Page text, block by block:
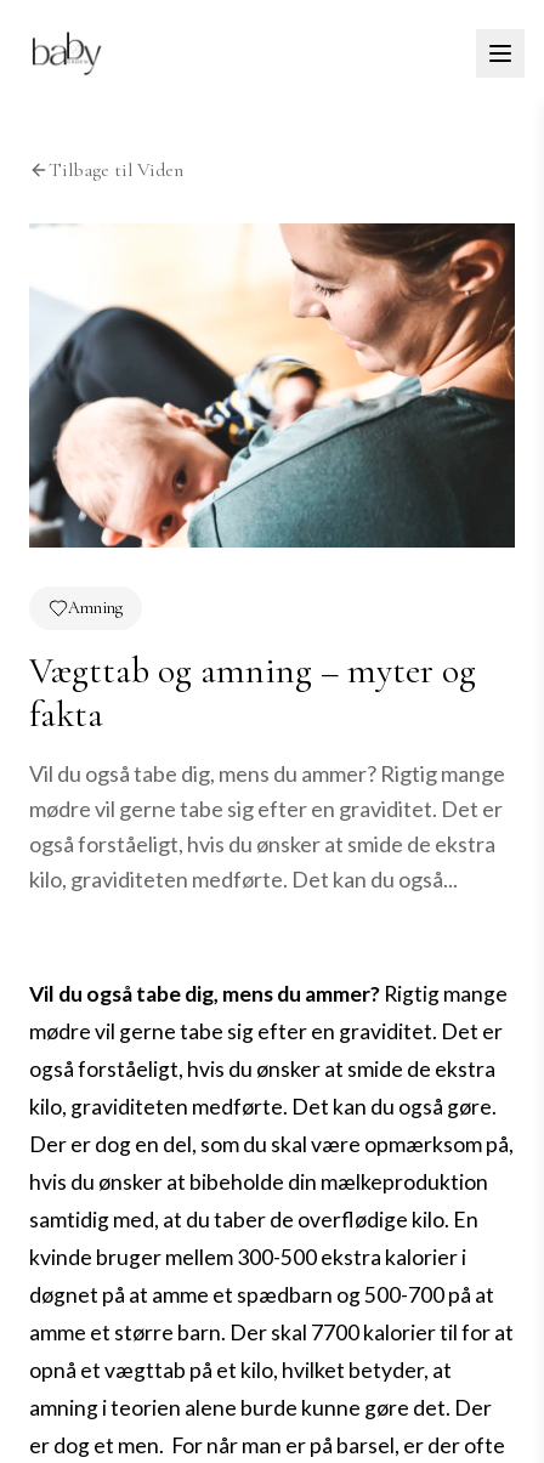
Tilbage til Viden
Amning
Vægttab og amning – myter og
fakta
Vil du også tabe dig, mens du ammer? Rigtig mange
mødre vil gerne tabe sig efter en graviditet. Det er
også forståeligt, hvis du ønsker at smide de ekstra
kilo, graviditeten medførte. Det kan du også...
Vil du også tabe dig, mens du ammer? Rigtig mange
mødre vil gerne tabe sig efter en graviditet. Det er
også forståeligt, hvis du ønsker at smide de ekstra
kilo, graviditeten medførte. Det kan du også gøre.
Der er dog en del, som du skal være opmærksom på,
hvis du ønsker at bibeholde din mælkeproduktion
samtidig med, at du taber de overflødige kilo. En
kvinde bruger mellem 300-500 ekstra kalorier i
døgnet på at amme et spædbarn og 500-700 på at
amme et større barn. Der skal 7700 kalorier til for at
opnå et vægttab på et kilo, hvilket betyder, at
amning i teorien alene burde kunne gøre det. Der
er dog et men. For når man er på barsel, er der ofte